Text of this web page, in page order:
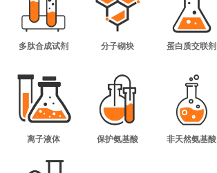
多肽合成试剂 分子砌块 蛋白质交联剂
离子液体 保护氨基酸 非天然氨基酸